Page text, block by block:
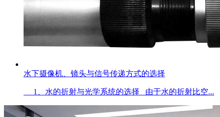
水下摄像机、镜头与信号传递方式的选择
1、水的折射与光学系统的选择 由于水的折射比空...